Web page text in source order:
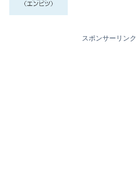
スポンサーリンク